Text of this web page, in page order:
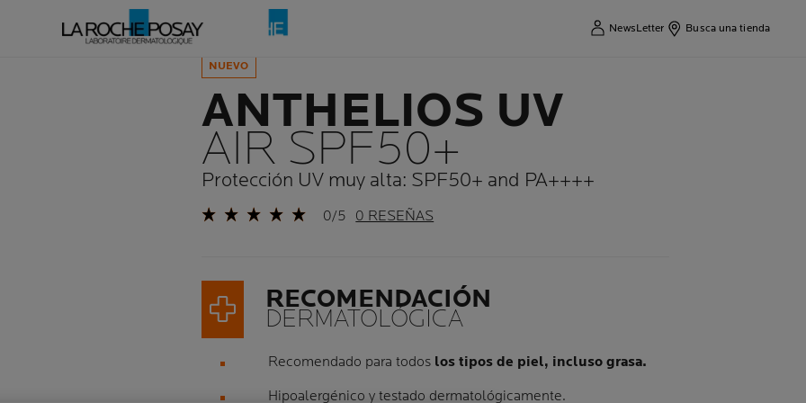
NewsLetter Busca una tienda
NUEVO
ANTHELIOS UV
AIR SPF50+
Protección UV muy alta: SPF50+ and PA++++
0/5 0 RESEÑAS
RECOMENDACIÓN
DERMATOLÓGICA
Recomendado para todos los tipos de piel, incluso grasa.
Hipoalergénico y testado dermatológicamente.